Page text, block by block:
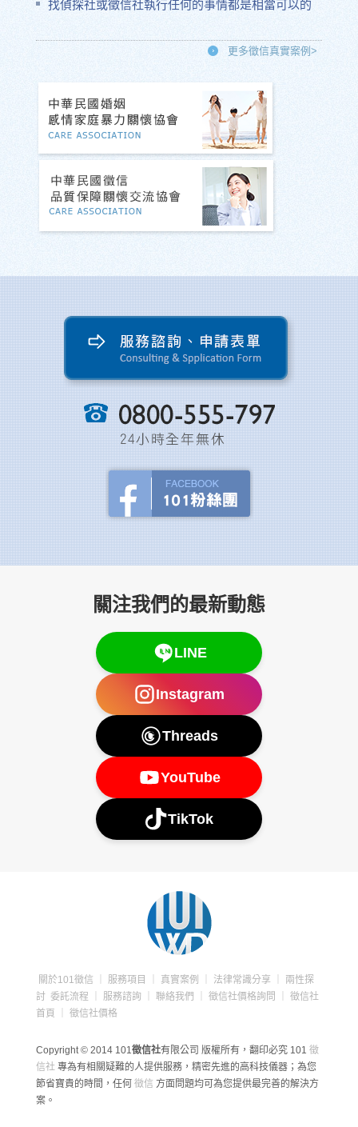
找偵探社或徵信社執行任何的事情都是相當可以的
更多徵信真實案例>
關注我們的最新動態
LINE
Instagram
Threads
YouTube
TikTok
關於101徵信 服務項目 真實案例 法律常識分享
兩性探
討 委託流程 服務諮詢 聯絡我們 徵信社價格詢問
徵信社
首頁
徵信社價格
Copyright © 2014 101徵信社有限公司 版權所有，翻印必究101 徵
信社 專為有相關疑難的人提供服務，精密先進的高科技儀器；為您
節省寶貴的時間，任何 徵信 方面問題均可為您提供最完善的解決方
案。